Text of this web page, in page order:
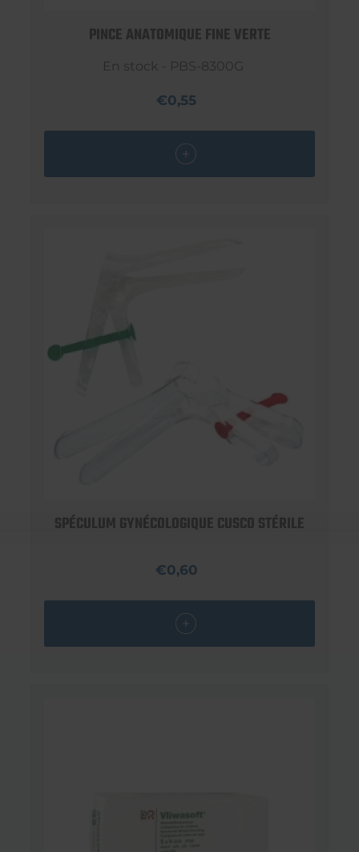
PINCE ANATOMIQUE FINE VERTE
En stock - PBS-8300G
€0,55
SPÉCULUM GYNÉCOLOGIQUE CUSCO STÉRILE
€0,60